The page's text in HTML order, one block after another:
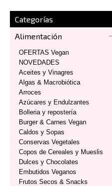
Categorías
Alimentación
OFERTAS Vegan
NOVEDADES
Aceites y Vinagres
Algas & Macrobiótica
Arroces
Azúcares y Endulzantes
Bolleria y repostería
Burger & Carnes Vegan
Caldos y Sopas
Conservas Vegetales
Copos de Cereales y Mueslis
Dulces y Chocolates
Embutidos Veganos
Frutos Secos & Snacks